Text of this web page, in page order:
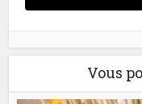
Vous